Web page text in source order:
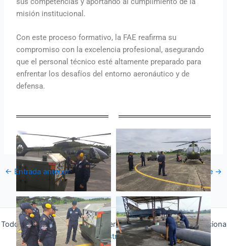
misión institucional.
Con este proceso formativo, la FAE reafirma su
compromiso con la excelencia profesional, asegurando
que el personal técnico esté altamente preparado para
enfrentar los desafíos del entorno aeronáutico y de
defensa.
← Entrada anterior Entrada siguiente →
Todos los derechos © 2026 Fuerza Aérea Ecuatoriana | Funciona
gracias aTema Astra para WordPress